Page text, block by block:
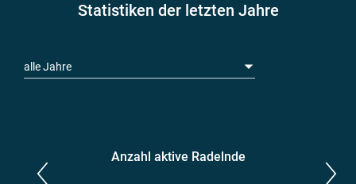
Statistiken der letzten Jahre
alle Jahre
Anzahl aktive Radelnde